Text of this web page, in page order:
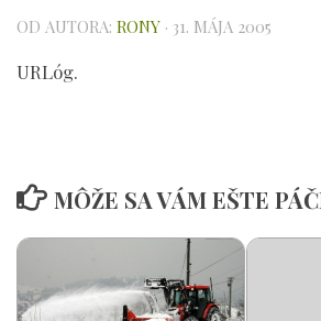
OD AUTORA: RONY · 31. MÁJA 2005
URLóg.
MÔŽE SA VÁM EŠTE